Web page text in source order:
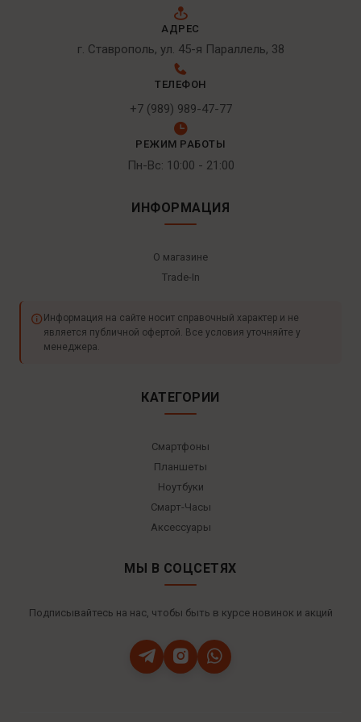
АДРЕС
г. Ставрополь, ул. 45-я Параллель, 38
ТЕЛЕФОН
+7 (989) 989-47-77
РЕЖИМ РАБОТЫ
Пн-Вс: 10:00 - 21:00
ИНФОРМАЦИЯ
О магазине
Trade-In
Информация на сайте носит справочный характер и не
является публичной офертой. Все условия уточняйте у
менеджера.
КАТЕГОРИИ
Смартфоны
Планшеты
Ноутбуки
Смарт-Часы
Аксессуары
МЫ В СОЦСЕТЯХ
Подписывайтесь на нас, чтобы быть в курсе новинок и акций